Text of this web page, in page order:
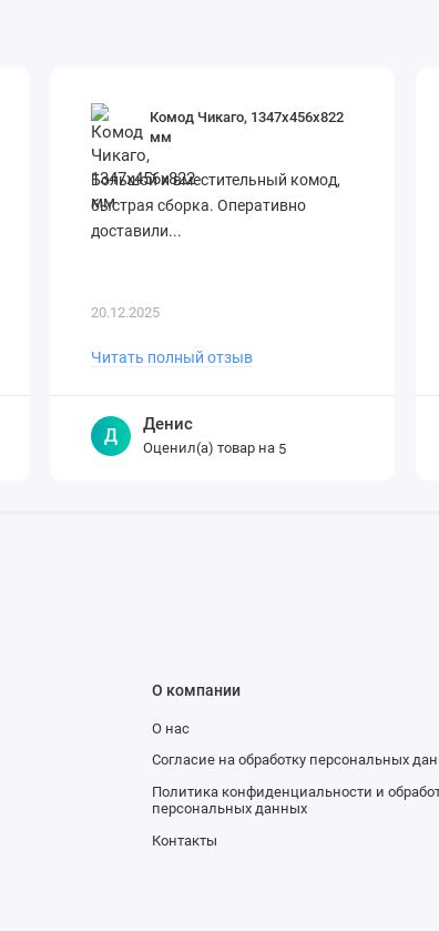
Комод Чикаго, 1347х456х822
мм
Большой и вместительный комод,
быстрая сборка. Оперативно
доставили...
20.12.2025
Читать полный отзыв
Д
Денис
Оценил(а) товар на 5
О компании
О нас
Согласие на обработку персональных
Политика конфиденциальности и
персональных данных
Контакты